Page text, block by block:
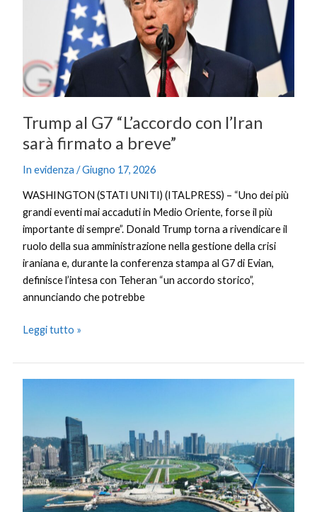
Trump al G7 “L’accordo con l’Iran
sarà firmato a breve”
In evidenza /Giugno 17, 2026
WASHINGTON (STATI UNITI) (ITALPRESS) – “Uno dei più
grandi eventi mai accaduti in Medio Oriente, forse il più
importante di sempre”. Donald Trump torna a rivendicare il
ruolo della sua amministrazione nella gestione della crisi
iraniana e, durante la conferenza stampa al G7 di Evian,
definisce l’intesa con Teheran “un accordo storico”,
annunciando che potrebbe
a
breve”
Leggi tutto »
Davos
Forum
2026
punterà
sull’innovazione